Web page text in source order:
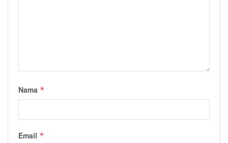
Nama *
Email *